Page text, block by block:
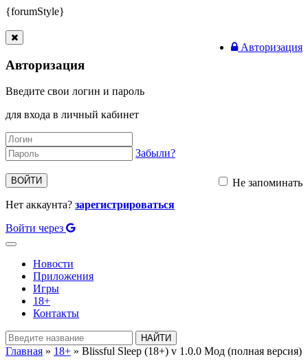
{forumStyle}
Авторизация
Авторизация
Введите свои логин и пароль
для входа в личный кабинет
Забыли?
ВОЙТИ
Не запоминать
Нет аккаунта? зарегистрироваться
Войти через
Toggle
navigationНовости
Приложения
Игры
18+
Контакты
Главная » 18+ » Blissful Sleep (18+) v 1.0.0 Мод (полная версия)